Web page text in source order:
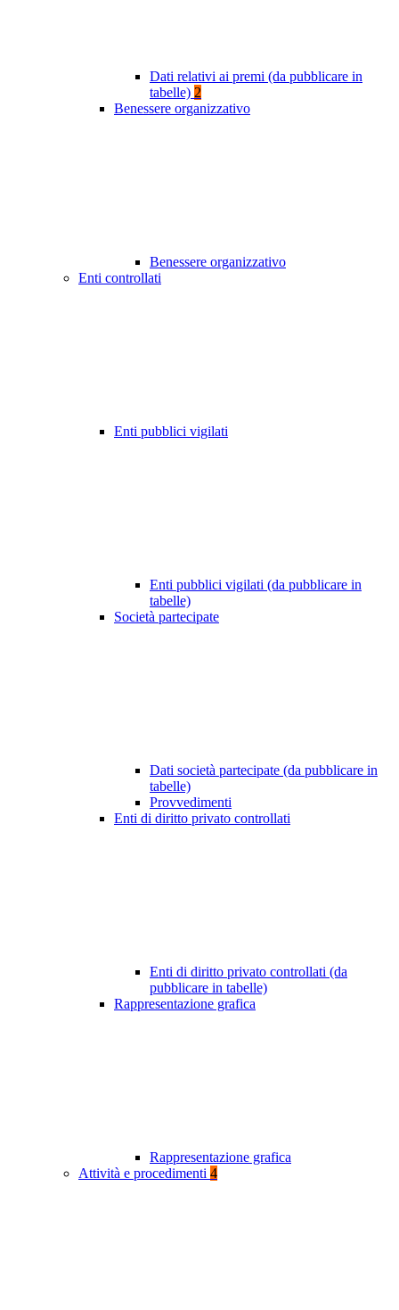
Dati relativi ai premi (da pubblicare in
tabelle) 2
Benessere organizzativo
Benessere organizzativo
Enti controllati
Enti pubblici vigilati
Enti pubblici vigilati (da pubblicare in
tabelle)
Società partecipate
Dati società partecipate (da pubblicare in
tabelle)
Provvedimenti
Enti di diritto privato controllati
Enti di diritto privato controllati (da
pubblicare in tabelle)
Rappresentazione grafica
Rappresentazione grafica
Attività e procedimenti 4